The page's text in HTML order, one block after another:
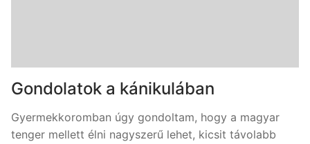
Gondolatok a kánikulában
Gyermekkoromban úgy gondoltam, hogy a magyar
tenger mellett élni nagyszerű lehet, kicsit távolabb